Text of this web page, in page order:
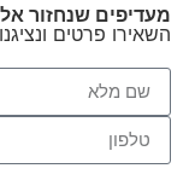
מעדיפים שנחזור
השאירו פרטים